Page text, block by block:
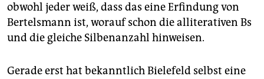
obwohl jeder weiß, dass das eine Erfindung von
Bertelsmann ist, worauf schon die alliterativen Bs
und die gleiche Silbenanzahl hinweisen.
Gerade erst hat bekanntlich Bielefeld selbst eine